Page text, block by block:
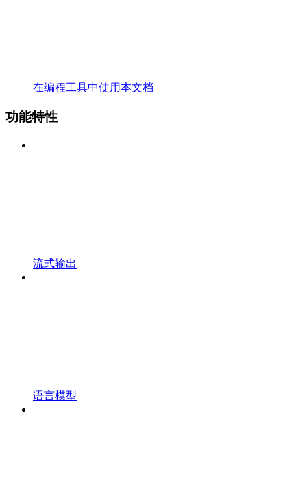
在编程工具中使用本文档
功能特性
流式输出
语言模型